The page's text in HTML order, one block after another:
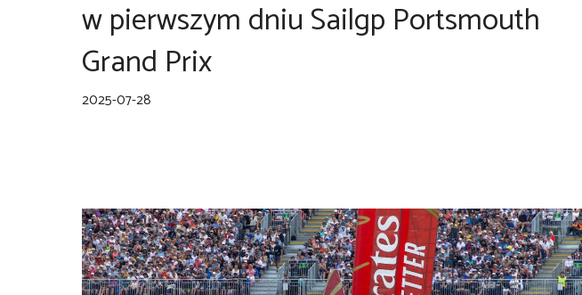
w pierwszym dniu Sailgp Portsmouth
Grand Prix
2025-07-28